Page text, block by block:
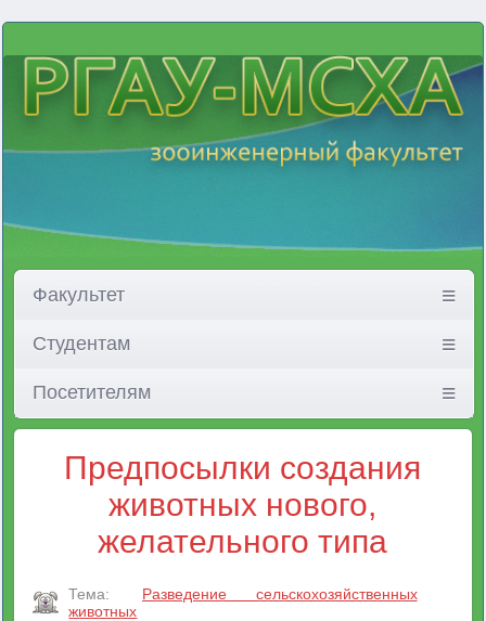
Факультет
Студентам
Посетителям
Предпосылки создания
животных нового,
желательного типа
Тема:
Разведение сельскохозяйственных
животных